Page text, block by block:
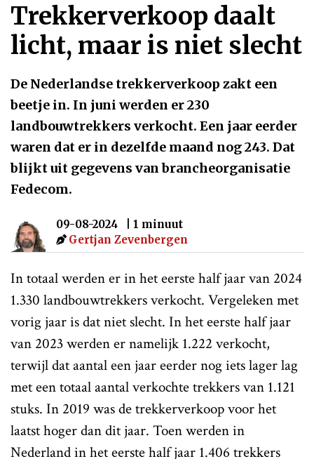
Trekkerverkoop daalt
licht, maar is niet slecht
De Nederlandse trekkerverkoop zakt een
beetje in. In juni werden er 230
landbouwtrekkers verkocht. Een jaar eerder
waren dat er in dezelfde maand nog 243. Dat
blijkt uit gegevens van brancheorganisatie
Fedecom.
09-08-2024
| 1 minuut
Gertjan Zevenbergen
In totaal werden er in het eerste half jaar van 2024
1.330 landbouwtrekkers verkocht. Vergeleken met
vorig jaar is dat niet slecht. In het eerste half jaar
van 2023 werden er namelijk 1.222 verkocht,
terwijl dat aantal een jaar eerder nog iets lager lag
met een totaal aantal verkochte trekkers van 1.121
stuks. In 2019 was de trekkerverkoop voor het
laatst hoger dan dit jaar. Toen werden in
Nederland in het eerste half jaar 1.406 trekkers